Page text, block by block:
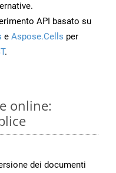
API basato su
e Aspose.Cells per
.
online:
dei documenti